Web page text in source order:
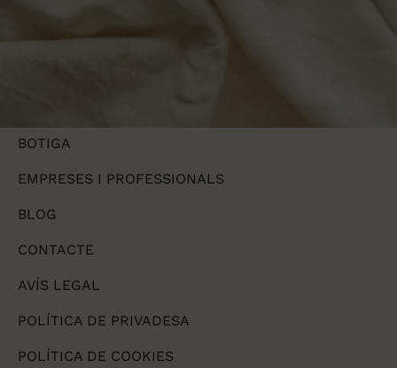
BOTIGA
EMPRESES I PROFESSIONALS
BLOG
CONTACTE
AVÍS LEGAL
POLÍTICA DE PRIVADESA
POLÍTICA DE COOKIES